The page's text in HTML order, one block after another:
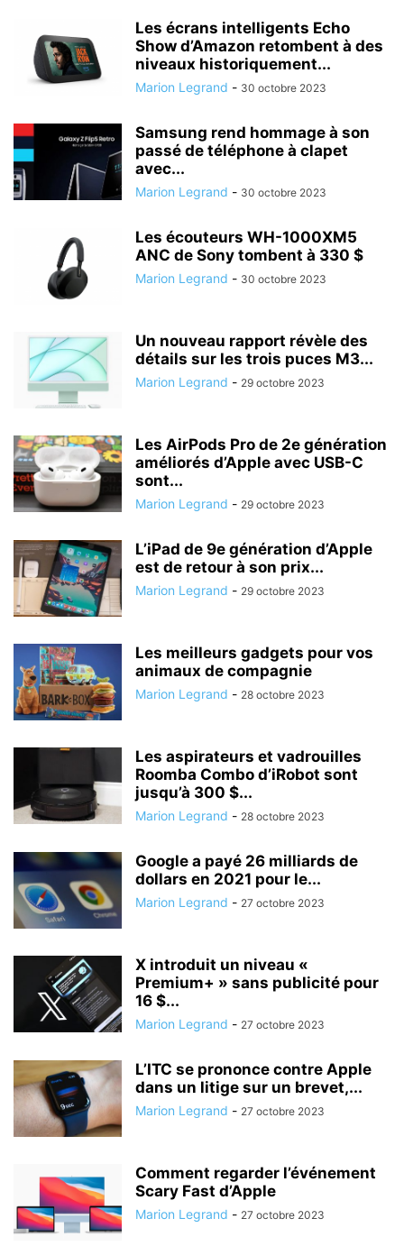
Les écrans intelligents Echo
Show d’Amazon retombent à des
niveaux historiquement...
Marion Legrand - 30 octobre 2023
Samsung rend hommage à son
passé de téléphone à clapet
avec...
Marion Legrand - 30 octobre 2023
Les écouteurs WH-1000XM5
ANC de Sony tombent à 330 $
Marion Legrand - 30 octobre 2023
Un nouveau rapport révèle des
détails sur les trois puces M3...
Marion Legrand - 29 octobre 2023
Les AirPods Pro de 2e génération
améliorés d’Apple avec USB-C
sont...
Marion Legrand - 29 octobre 2023
L’iPad de 9e génération d’Apple
est de retour à son prix...
Marion Legrand - 29 octobre 2023
Les meilleurs gadgets pour vos
animaux de compagnie
Marion Legrand - 28 octobre 2023
Les aspirateurs et vadrouilles
Roomba Combo d’iRobot sont
jusqu’à 300 $...
Marion Legrand - 28 octobre 2023
Google a payé 26 milliards de
dollars en 2021 pour le...
Marion Legrand - 27 octobre 2023
X introduit un niveau «
Premium+ » sans publicité pour
16 $...
Marion Legrand - 27 octobre 2023
L’ITC se prononce contre Apple
dans un litige sur un brevet,...
Marion Legrand - 27 octobre 2023
Comment regarder l’événement
Scary Fast d’Apple
Marion Legrand - 27 octobre 2023